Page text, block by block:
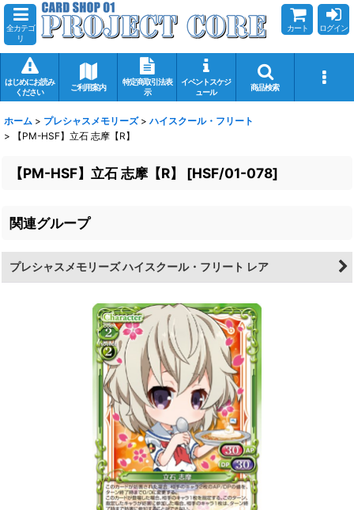
全カテゴ
リ
カート ログイン
はじめにお読み
ください
ご利用案内
特定商取引法表
示
イベントスケジ
ュール
商品検索
ホーム > プレシャスメモリーズ > ハイスクール・フリート
>
【PM-HSF】立石 志摩【R】
【PM-HSF】立石 志摩【R】 [HSF/01-078]
関連グループ
プレシャスメモリーズ ハイスクール・フリート レア